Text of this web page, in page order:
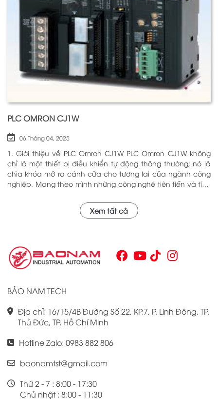
nhằm nâng cao hiệu suất hoạt động và độ an toàn cho
các hệ thống mà nó kiểm soát. N
PLC OMRON CJ1W
06 Tháng 04, 2025
1. Giới thiệu về PLC Omron CJ1W PLC Omron CJ1W không
chỉ là một thiết bị điều khiển tự động thông thường; nó là
chìa khóa mở ra cánh cửa cho tương lai của ngành công
nghiệp. Mang theo mình những công nghệ tiên tiến và tính
mình qua nhiều năm phục vụ trong nhiều lĩnh vực khác
nhau. Với khả năng hoạt động ổn định và hiệu quả, sản
Chính vì vậy, việc nắm vững những thông tin cơ bản về PLC
Omron CJ1W là điều cần thiết cho bất kỳ ai muốn cải thiện
hiệu suất công việc của mình.
Xem tất cả
BẢO NAM TECH
Địa chỉ: 16/15/4B Đường Số 22, KP.7, P. Linh Đông, TP.
Thủ Đức, TP. Hồ Chí Minh
Hotline Zalo: 0983 882 806
baonamtst@gmail.com
Thứ 2 - 7 : 8:00 - 17:30
Chủ nhật : 8:00 - 11:30